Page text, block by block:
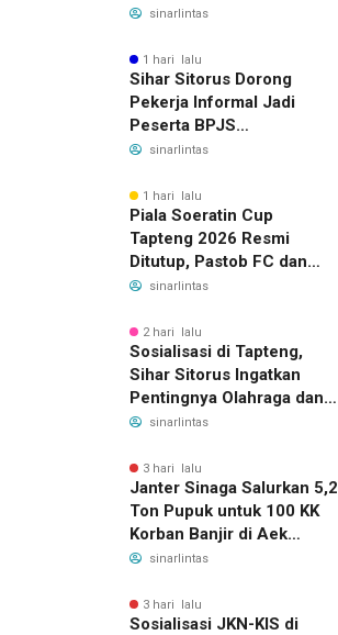
Benahi Empat Polsek
sinarlintas
1 hari lalu
Sihar Sitorus Dorong
Pekerja Informal Jadi
Peserta BPJS
Ketenagakerjaan, Manfaat
Juta
sinarlintas
1 hari lalu
Piala Soeratin Cup
Tapteng 2026 Resmi
Ditutup, Pastob FC dan
Sahata FC Barus Raih
sinarlintas
2 hari lalu
Sosialisasi di Tapteng,
Sihar Sitorus Ingatkan
Pentingnya Olahraga dan
Deteksi Dini Penyakit
sinarlintas
3 hari lalu
Janter Sinaga Salurkan 5,2
Ton Pupuk untuk 100 KK
Korban Banjir di Aek
Horsik
sinarlintas
3 hari lalu
Sosialisasi JKN-KIS di